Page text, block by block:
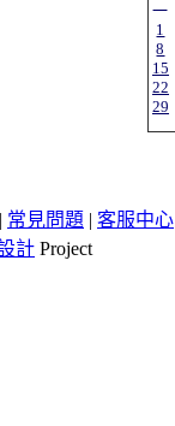
一
1
8
15
22
29
| 常見問題 | 客服中心
計 Project